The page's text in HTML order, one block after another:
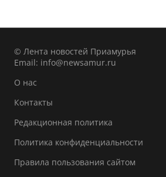
© Лента новостей Приамурья
Email: info@newsamur.ru
О нас
Контакты
Редакционная политика
Политика конфиденциальности
Правила пользования сайтом